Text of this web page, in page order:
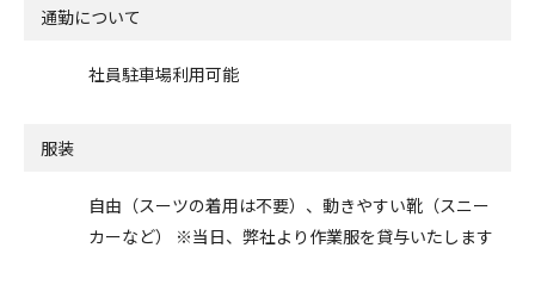
通勤について
社員駐車場利用可能
服装
自由（スーツの着用は不要）、動きやすい靴（スニー
カーなど） ※当日、弊社より作業服を貸与いたします